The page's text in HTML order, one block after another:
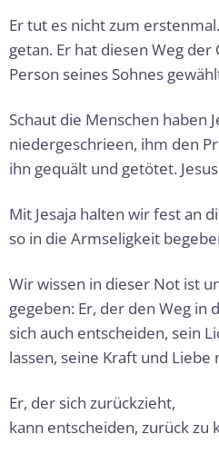
Er tut es nicht zum
getan. Er hat diesen Weg
Person seines Sohnes
Schaut die Menschen haben
nieder­geschrieen, ihm den
ihn gequält und getötet.
Mit Jesaja halten wir fest an
so in die Armseligkeit
Wir wissen in dieser Not ist
gegeben: Er, der den Weg in
sich auch entscheiden, sein
lassen, seine Kraft und Liebe
Er, der sich zurückzieht,
kann entscheiden, zurück zu